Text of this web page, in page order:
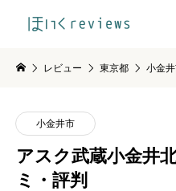
レビュー 東京都 小金
小金井市
アスク武蔵小金井
ミ・評判